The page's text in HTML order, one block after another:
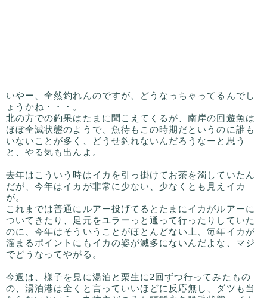
いやー、全然釣れんのですが、どうなっちゃってるんでし
ょうかね・・・。
北の方での釣果はたまに聞こえてくるが、南岸の回遊魚は
ほぼ全滅状態のようで、魚待もこの時期だというのに誰も
いないことが多く、どうせ釣れないんだろうなーと思う
と、やる気も出んよ。
去年はこういう時はイカを引っ掛けてお茶を濁していたん
だが、今年はイカが非常に少ない、少なくとも見えイカ
が。
これまでは普通にルアー投げてるとたまにイカがルアーに
ついてきたり、足元をユラーっと通って行ったりしていた
のに、今年はそういうことがほとんどない上、毎年イカが
溜まるポイントにもイカの姿が滅多にないんだよな、マジ
でどうなってやがる。
今週は、様子を見に湯泊と栗生に2回ずつ行ってみたもの
の、湯泊港は全くと言っていいほどに反応無し、ダツも当